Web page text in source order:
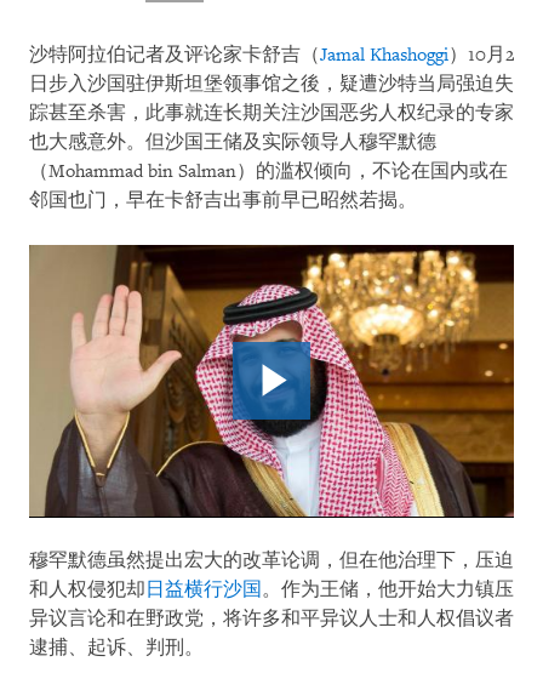
沙特阿拉伯记者及评论家卡舒吉（Jamal Khashoggi）10月2
日步入沙国驻伊斯坦堡领事馆之後，疑遭沙特当局强迫失
踪甚至杀害，此事就连长期关注沙国恶劣人权纪录的专家
也大感意外。但沙国王储及实际领导人穆罕默德
（Mohammad bin Salman）的滥权倾向，不论在国内或在
邻国也门，早在卡舒吉出事前早已昭然若揭。
穆罕默德虽然提出宏大的改革论调，但在他治理下，压迫
和人权侵犯却 日益横行沙国。作为王储，他开始大力镇压
异议言论和在野政党，将许多和平异议人士和人权倡议者
逮捕、起诉、判刑。